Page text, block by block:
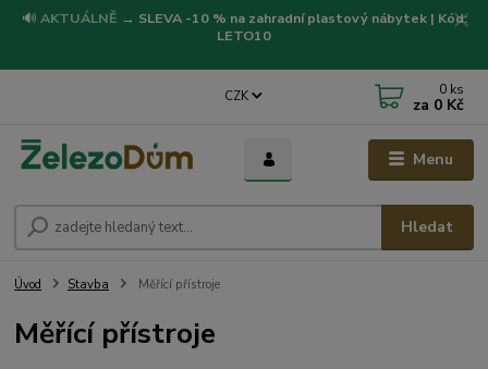
🔊 AKTUÁLNĚ → SLEVA -10 % na zahradní plastový nábytek | Kód:
LETO10
Menu
CZK
Hledat
0 ks
za 0 Kč
Úvod Stavba Měřící přístroje
Měřící přístroje